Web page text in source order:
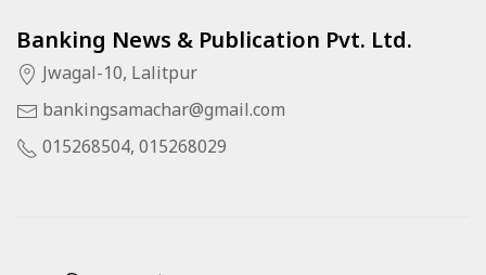
Banking News & Publication Pvt. Ltd.
Jwagal-10, Lalitpur
bankingsamachar@gmail.com
015268504, 015268029